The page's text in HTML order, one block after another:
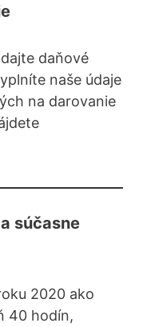
daňové
naše údaje
na darovanie
súčasne
2020 ako
40 hodín,